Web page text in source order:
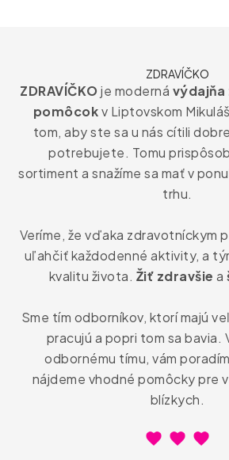
ZDRAVÍČKO
ZDRAVÍČKO je moderná
pomôcokv Liptovskom
tom, aby ste sa u nás cítili
potrebujete. Tomu
sortiment a snažíme sa mať v
trhu.
Veríme, že vďaka zdravotníckym
uľahčiť každodenné aktivity, a
kvalitu života. Žiť zdravšiea
Sme tím odborníkov, ktorí majú
pracujú a popri tom sa bavia.
odbornému tímu, vám
nájdeme vhodné pomôcky pre
blízkych.